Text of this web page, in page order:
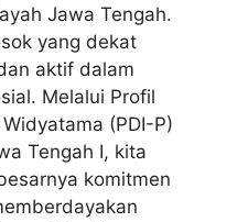
Jawa Tengah.
yang dekat
aktif dalam
Melalui Profil
(PDI-P)
Tengah I, kita
komitmen